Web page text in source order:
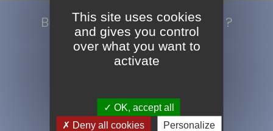
Besoin d’un renseignement ?
This site uses cookies
and gives you control
over what you want to
activate
OK, accept all
Deny all cookies
Personalize